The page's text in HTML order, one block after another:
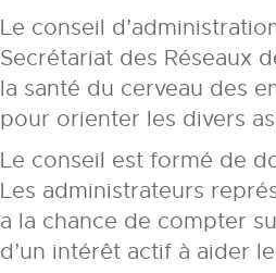
Le conseil
Secrétariat des Réseaux
la santé du cerveau des
pour orienter les divers
Le conseil est formé de
Les administrateurs
a la chance de compter
d’un intérêt actif à aider